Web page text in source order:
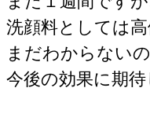
洗顔料としては
まだわからない
今後の効果に期